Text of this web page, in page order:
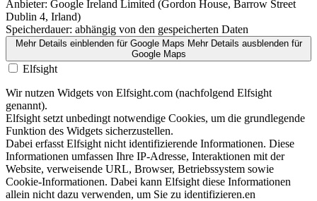
Anbieter: Google Ireland Limited (Gordon House, Barrow Street
Dublin 4, Irland)
Speicherdauer: abhängig von den gespeicherten Daten
Mehr Details einblendenfür Google Maps Mehr Details ausblendenfür
Google Maps
Elfsight
Wir nutzen Widgets von Elfsight.com (nachfolgend Elfsight
genannt).
Elfsight setzt unbedingt notwendige Cookies, um die grundlegende
Funktion des Widgets sicherzustellen.
Dabei erfasst Elfsight nicht identifizierende Informationen. Diese
Informationen umfassen Ihre IP-Adresse, Interaktionen mit der
Website, verweisende URL, Browser, Betriebssystem sowie
Cookie-Informationen. Dabei kann Elfsight diese Informationen
allein nicht dazu verwenden, um Sie zu identifizieren.en